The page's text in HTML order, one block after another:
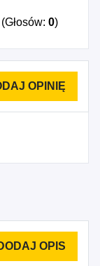
4721Z -
prowadzona
w
prowadzona
- Sprzedaż
(Głosów: 0)